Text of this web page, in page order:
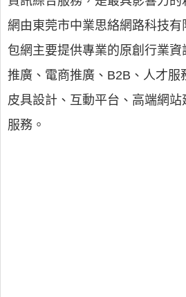
網由東莞市中業思絡網路科技
包網主要提供專業的原創行業
推廣、電商推廣、B2B、人才服
皮具設計、互動平台、高端網站
服務。